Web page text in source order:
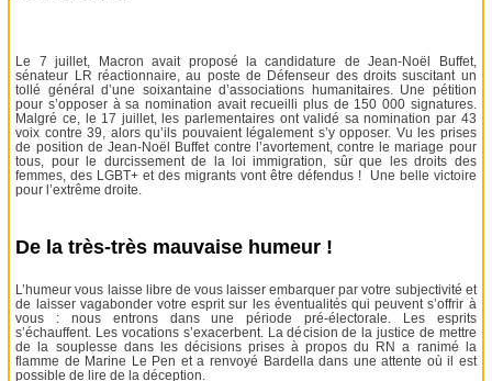
Le 7 juillet, Macron avait proposé la candidature de Jean-Noël Buffet,
sénateur LR réactionnaire, au poste de Défenseur des droits suscitant un
tollé général d’une soixantaine d’associations humanitaires. Une pétition
pour s’opposer à sa nomination avait recueilli plus de 150 000 signatures.
Malgré ce, le 17 juillet, les parlementaires ont validé sa nomination par 43
voix contre 39, alors qu’ils pouvaient légalement s’y opposer. Vu les prises
de position de Jean-Noël Buffet contre l’avortement, contre le mariage pour
tous, pour le durcissement de la loi immigration, sûr que les droits des
femmes, des LGBT+ et des migrants vont être défendus ! Une belle victoire
pour l’extrême droite.
De la très-très mauvaise humeur !
L’humeur vous laisse libre de vous laisser embarquer par votre subjectivité et
de laisser vagabonder votre esprit sur les éventualités qui peuvent s’offrir à
vous : nous entrons dans une période pré-électorale. Les esprits
s’échauffent. Les vocations s’exacerbent. La décision de la justice de mettre
de la souplesse dans les décisions prises à propos du RN a ranimé la
flamme de Marine Le Pen et a renvoyé Bardella dans une attente où il est
possible de lire de la déception.